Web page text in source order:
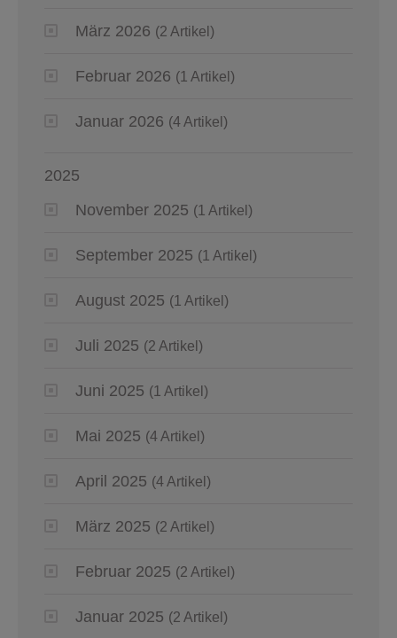
März 2026 (2 Artikel)
Februar 2026 (1 Artikel)
Januar 2026 (4 Artikel)
2025
November 2025 (1 Artikel)
September 2025 (1 Artikel)
August 2025 (1 Artikel)
Juli 2025 (2 Artikel)
Juni 2025 (1 Artikel)
Mai 2025 (4 Artikel)
April 2025 (4 Artikel)
März 2025 (2 Artikel)
Februar 2025 (2 Artikel)
Januar 2025 (2 Artikel)